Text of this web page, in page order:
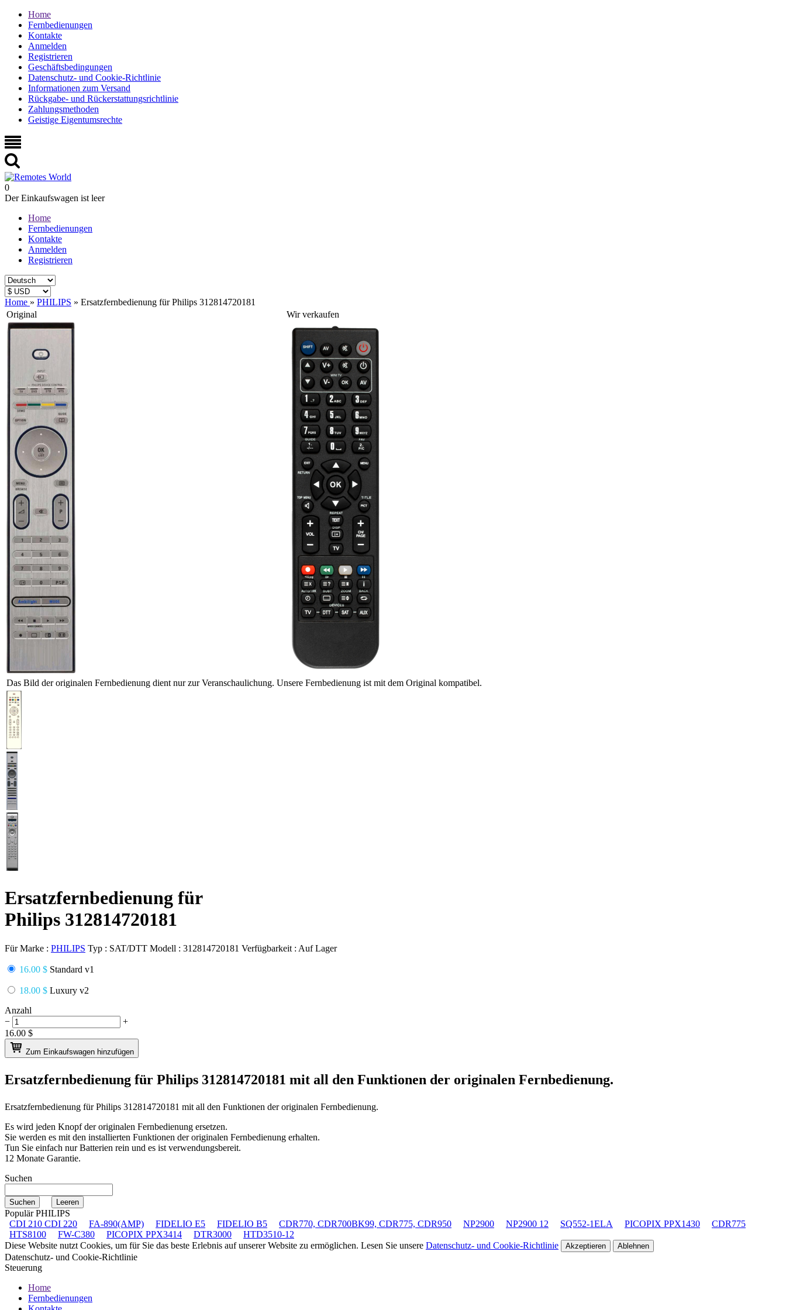
Home
Fernbedienungen
Kontakte
Anmelden
Registrieren
Geschäftsbedingungen
Datenschutz- und Cookie-Richtlinie
Informationen zum Versand
Rückgabe- und Rückerstattungsrichtlinie
Zahlungsmethoden
Geistige Eigentumsrechte
0
Der Einkaufswagen ist leer
Home
Fernbedienungen
Kontakte
Anmelden
Registrieren
Home » PHILIPS » Ersatzfernbedienung für Philips 312814720181
Original
Wir verkaufen
Das Bild der originalen Fernbedienung dient nur zur Veranschaulichung. Unsere Fernbedienung ist mit dem Original kompatibel.
Ersatzfernbedienung für
Philips 312814720181
Für Marke : PHILIPS Typ : SAT/DTT Modell : 312814720181 Verfügbarkeit : Auf Lager
16.00 $ Standard v1
18.00 $ Luxury v2
Anzahl
−
+
16.00 $
Zum Einkaufswagen hinzufügen
Ersatzfernbedienung für Philips 312814720181 mit all den Funktionen der originalen Fernbedienung.
Ersatzfernbedienung fürPhilips 312814720181 mit all den Funktionen der originalen Fernbedienung.
Es wird jeden Knopf der originalen Fernbedienung ersetzen.
Sie werden es mit den installierten Funktionen der originalen Fernbedienung erhalten.
Tun Sie einfach nur Batterien rein und es ist verwendungsbereit.
12 Monate Garantie.
Suchen
Populär PHILIPS
CDI 210 CDI 220
FA-890(AMP) FIDELIO E5 FIDELIO B5 CDR770, CDR700BK99, CDR775, CDR950 NP2900 NP2900 12 SQ552-1ELA PICOPIX PPX1430
CDR775
HTS8100
FW-C380 PICOPIX PPX3414 DTR3000
HTD3510-12
Diese Website nutzt Cookies, um für Sie das beste Erlebnis auf unserer Website zu ermöglichen. Lesen Sie unsere Datenschutz- und Cookie-Richtlinie Akzeptieren Ablehnen
Datenschutz- und Cookie-Richtlinie
Steuerung
Home
Fernbedienungen